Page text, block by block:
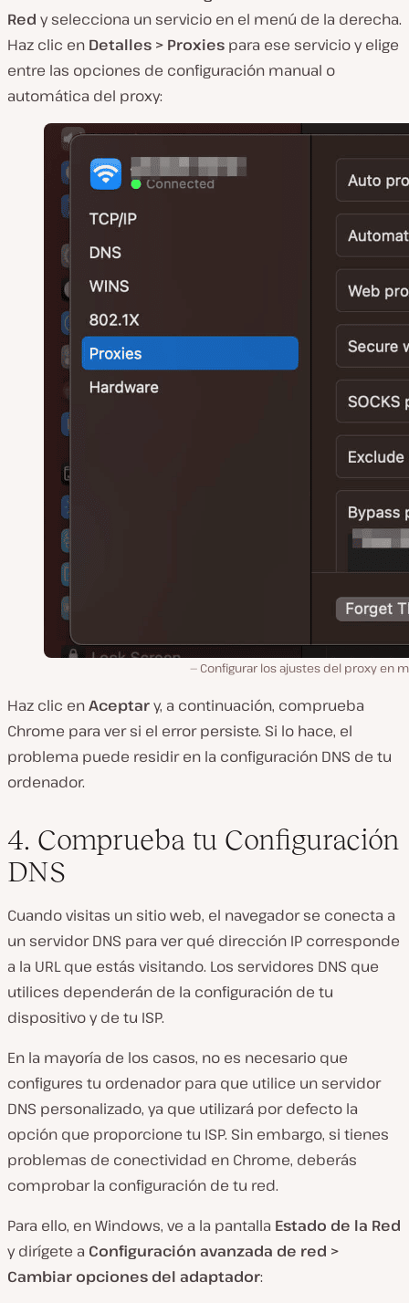
Red y selecciona un servicio en el menú de la derecha.
Haz clic en Detalles > Proxies para ese servicio y elige
entre las opciones de configuración manual o
automática del proxy:
Configurar los ajustes del proxy en
Haz clic enAceptary, a continuación, comprueba
Chrome para ver si el error persiste. Si lo hace, el
problema puede residir en la configuración DNS de tu
ordenador.
4. Comprueba tu Configuración
DNS
Cuando visitas un sitio web, el navegador se conecta a
un servidor DNS para ver qué dirección IP corresponde
a la URL que estás visitando. Los servidores DNS que
utilices dependerán de la configuración de tu
dispositivo y de tu ISP.
En la mayoría de los casos, no es necesario que
configures tu ordenador para que utilice un servidor
DNS personalizado, ya que utilizará por defecto la
opción que proporcione tu ISP. Sin embargo, si tienes
problemas de conectividad en Chrome, deberás
comprobar la configuración de tu red.
Para ello, en Windows, ve a la pantalla Estado de la Red
y dirígete a Configuración avanzada de red >
Cambiar opciones del adaptador: